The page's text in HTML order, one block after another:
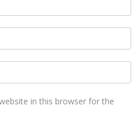
in this browser for the